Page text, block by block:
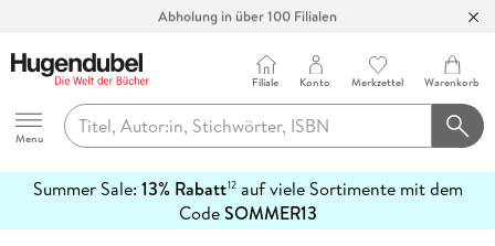
Abholung in über 100 Filialen
Hugendubel
Menu
Filiale Konto Merkzettel Warenkorb
Summer Sale: 13% Rabatt12auf viele Sortimente mit dem
CodeSOMMER13
erfahren